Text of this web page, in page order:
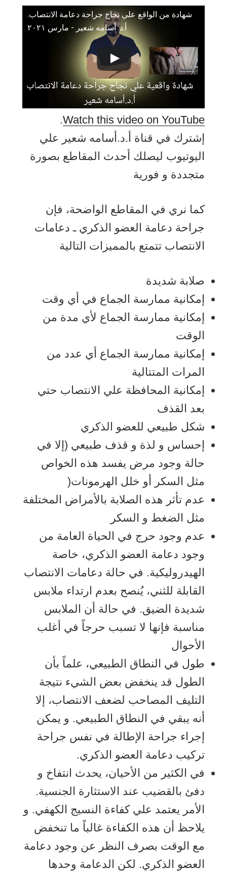
شهادة من الواقع علي نجاح جراحة دعامة الانتصاب.
أ.د. أسامه شعير - مارس ۲۰۲۱
Watch this video on YouTube
.
إشترك في قناة أ.د.أسامه شعير علي
اليوتيوب ليصلك أحدث المقاطع بصورة
متجددة و فورية
كما نري في المقاطع الواضحة، فإن
جراحة دعامة العضو الذكري ـ دعامات
الانتصاب تتمتع بالمميزات التالية
صلابة شديدة
إمكانية ممارسة الجماع في أي وقت
إمكانية ممارسة الجماع لأي مدة من
الوقت
إمكانية ممارسة الجماع أي عدد من
المرات المتتالية
إمكانية المحافظة علي الانتصاب حتي
بعد القذف
شكل طبيعي للعضو الذكري
إحساس و لذة و قذف طبيعي (إلا في
حالة وجود مرض يفسد هذه الخواص
مثل السكر أو خلل الهرمونات(
عدم تأثر هذه الصلابة بالأمراض المختلفة
مثل الضغط و السكر
عدم وجود حرج في الحياة العامة من
وجود دعامة العضو الذكري، خاصة
الهيدروليكية. في حالة دعامات الانتصاب
القابلة للثني، يُنصح بعدم ارتداء ملابس
شديدة الضيق. في حالة أن الملابس
مناسبة فإنها لا تسبب حرجاً في أغلب
الأحوال
طول في النطاق الطبيعي، علماً بأن
الطول قد ينخفض بعض الشيء نتيجة
التليف المصاحب لضعف الانتصاب، إلا
أنه يبقي في النطاق الطبيعي. و يمكن
إجراء جراحة الإطالة في نفس جراحة
تركيب دعامة العضو الذكري.
في الكثير من الأحيان، يحدث انتفاخ و
دفئ بالقضيب عند الاستثارة الجنسية.
الأمر يعتمد علي كفاءة النسيج الكهفي. و
يلاحظ أن هذه الكفاءة غالباً ما تنخفض
مع الوقت بصرف النظر عن وجود دعامة
العضو الذكري. لكن الدعامة وحدها